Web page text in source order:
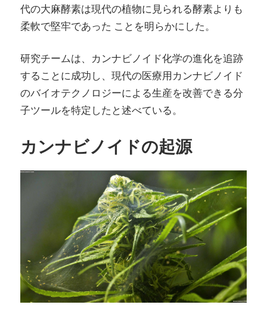
代の大麻酵素は現代の植物に見られる酵素よりも
柔軟で堅牢であった ことを明らかにした。
研究チームは、カンナビノイド化学の進化を追跡
することに成功し、現代の医療用カンナビノイド
のバイオテクノロジーによる生産を改善できる分
子ツールを特定したと述べている。
カンナビノイドの起源